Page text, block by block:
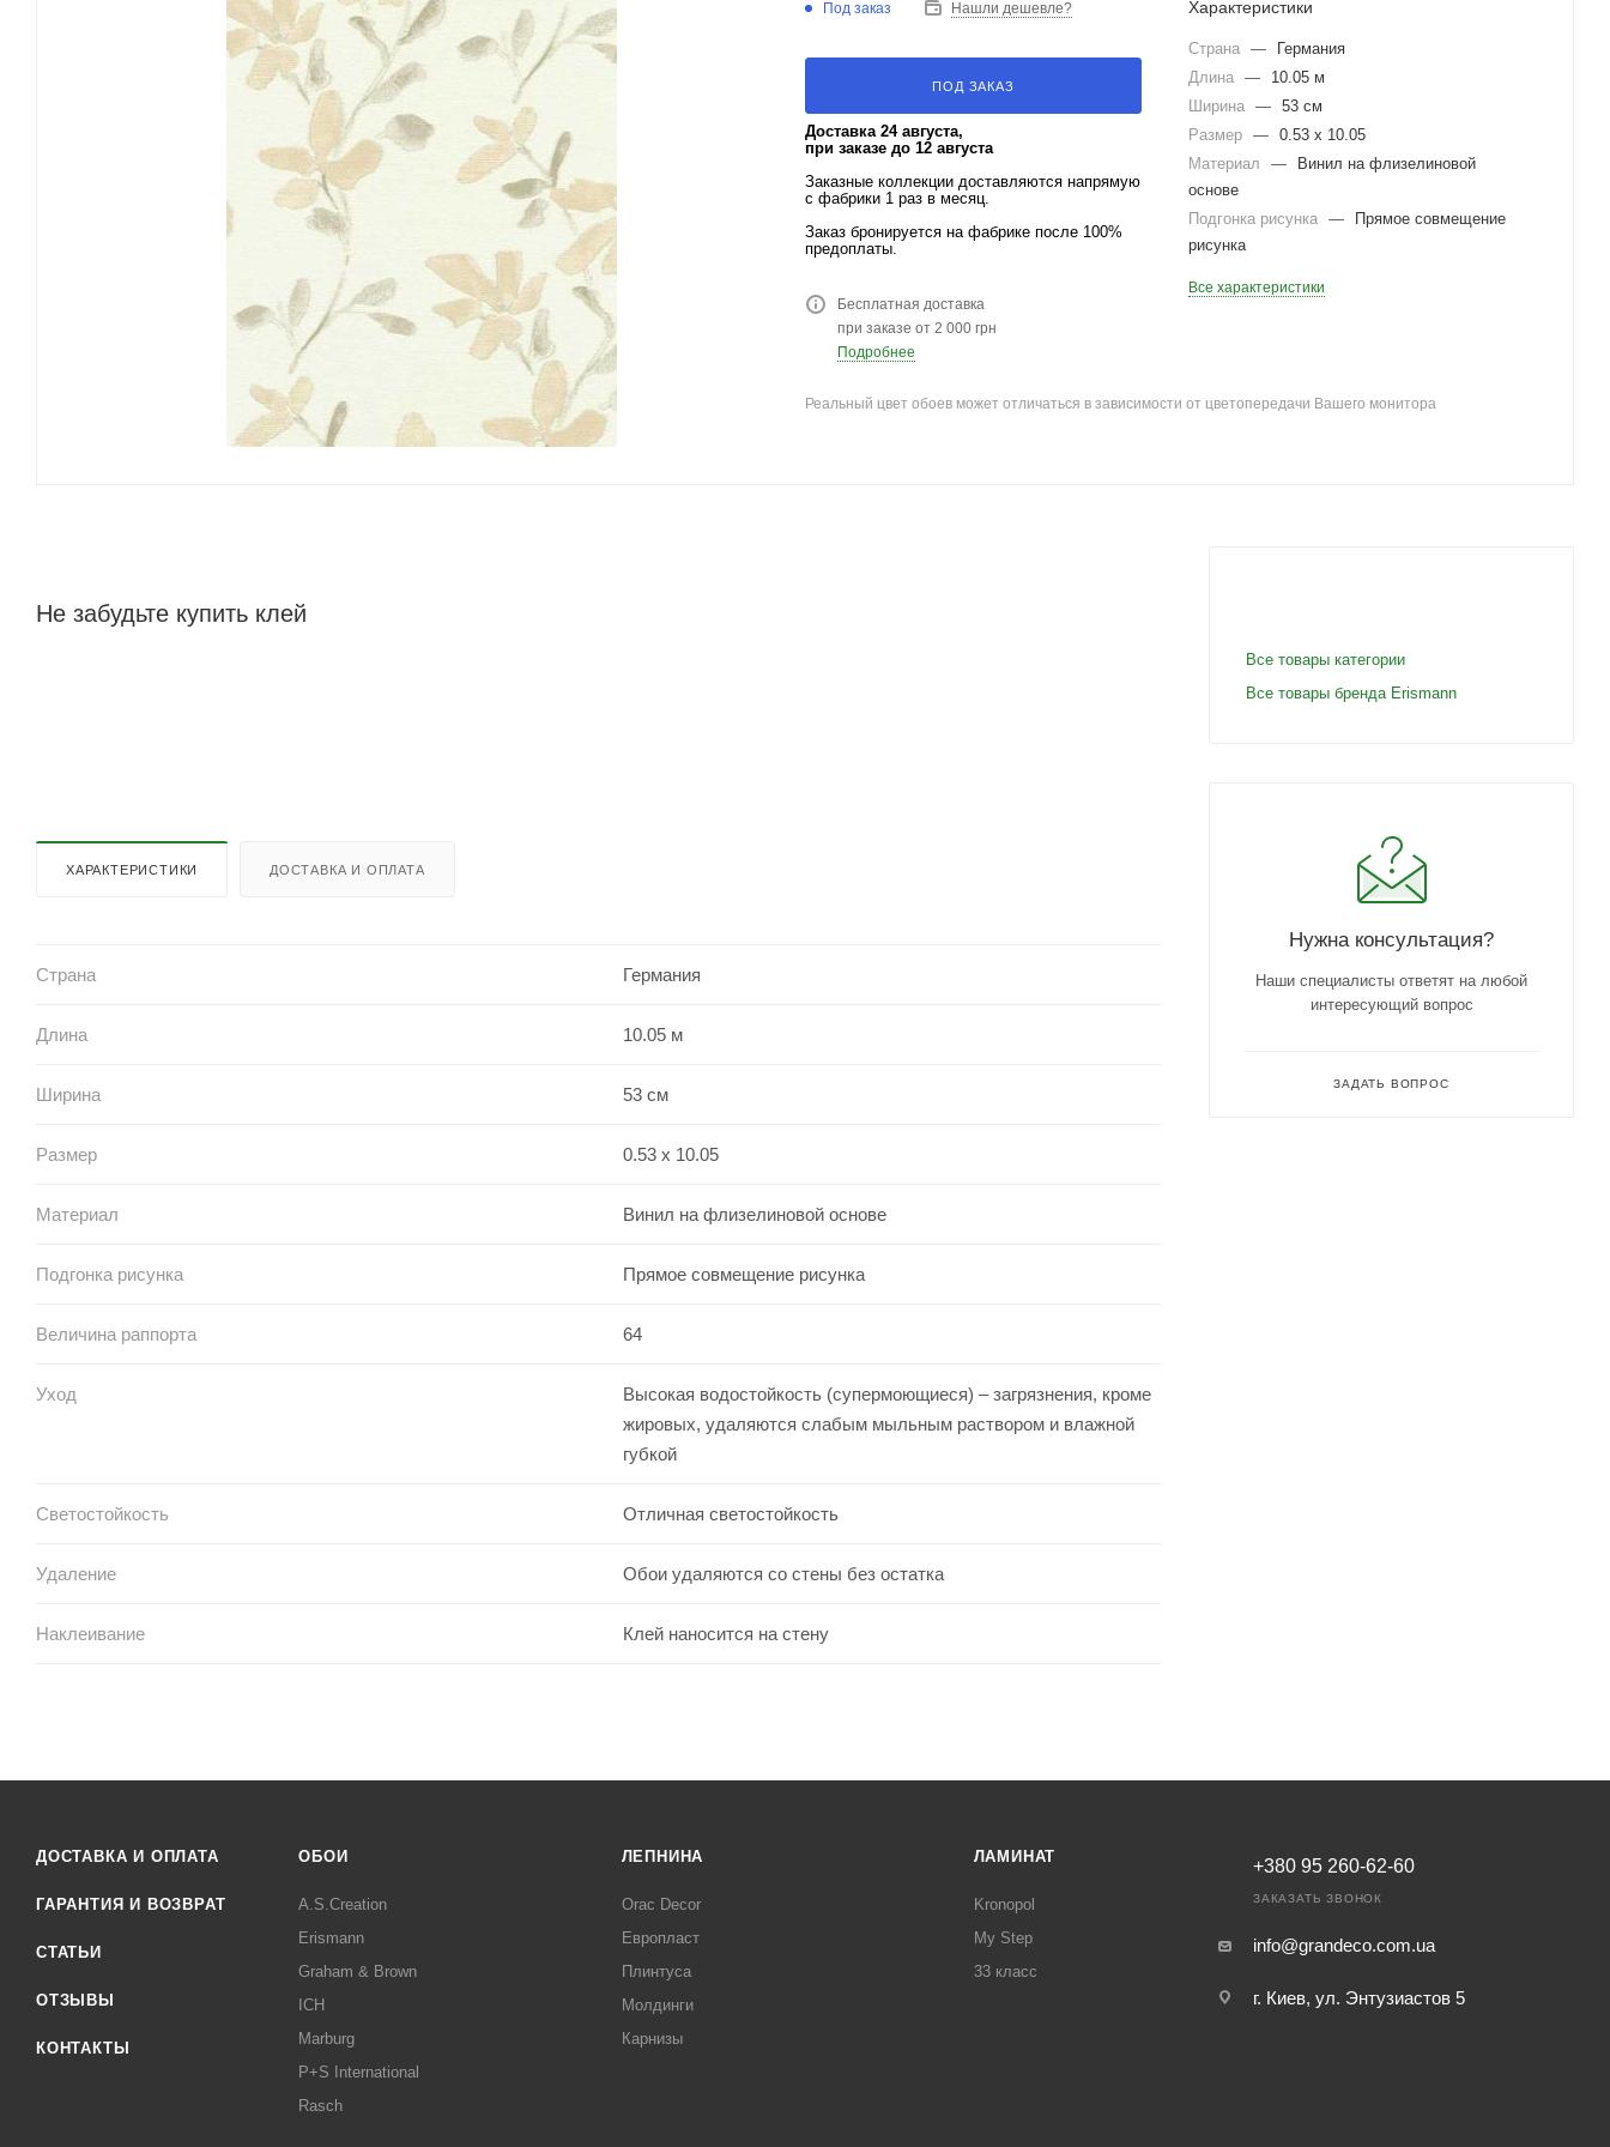
Под заказ Нашли дешевле?
ПОД ЗАКАЗ
Доставка 24 августа,
при заказе до 12 августа
Заказные коллекции доставляются напрямую
с фабрики 1 раз в месяц.
Заказ бронируется на фабрике после 100%
предоплаты.
Бесплатная доставка
при заказе от 2 000 грн
Подробнее
Характеристики
Страна —
Германия
Длина —
10.05 м
Ширина — 53 см
Размер — 0.53 x 10.05
Материал
—
Винил на флизелиновой
основе
Подгонка рисунка —
Прямое совмещение
рисунка
Все характеристики
Реальный цвет обоев может отличаться в зависимости от цветопередачи Вашего монитора
Не забудьте купить клей
ХАРАКТЕРИСТИКИ ДОСТАВКА И ОПЛАТА
Страна Германия
Длина 10.05 м
Ширина 53 см
Размер 0.53 x 10.05
Материал Винил на флизелиновой основе
Подгонка рисунка Прямое совмещение рисунка
Величина раппорта 64
Уход
Высокая водостойкость (супермоющиеся) – загрязнения, кроме
жировых, удаляются слабым мыльным раствором и влажной
губкой
Светостойкость Отличная светостойкость
Удаление Обои удаляются со стены без остатка
Наклеивание Клей наносится на стену
Все товары категории
Все товары бренда Erismann
Нужна консультация?
Наши специалисты ответят на любой
интересующий вопрос
ЗАДАТЬ ВОПРОС
ДОСТАВКА И ОПЛАТА
ГАРАНТИЯ И ВОЗВРАТ
СТАТЬИ
ОТЗЫВЫ
КОНТАКТЫ
ОБОИ
A.S.Creation
Erismann
Graham & Brown
ICH
Marburg
P+S International
Rasch
ЛЕПНИНА
Orac Decor
Европласт
Плинтуса
Молдинги
Карнизы
ЛАМИНАТ
Kronopol
My Step
33 класс
+380 95 260-62-60
ЗАКАЗАТЬ ЗВОНОК
info@grandeco.com.ua
г. Киев, ул. Энтузиастов 5